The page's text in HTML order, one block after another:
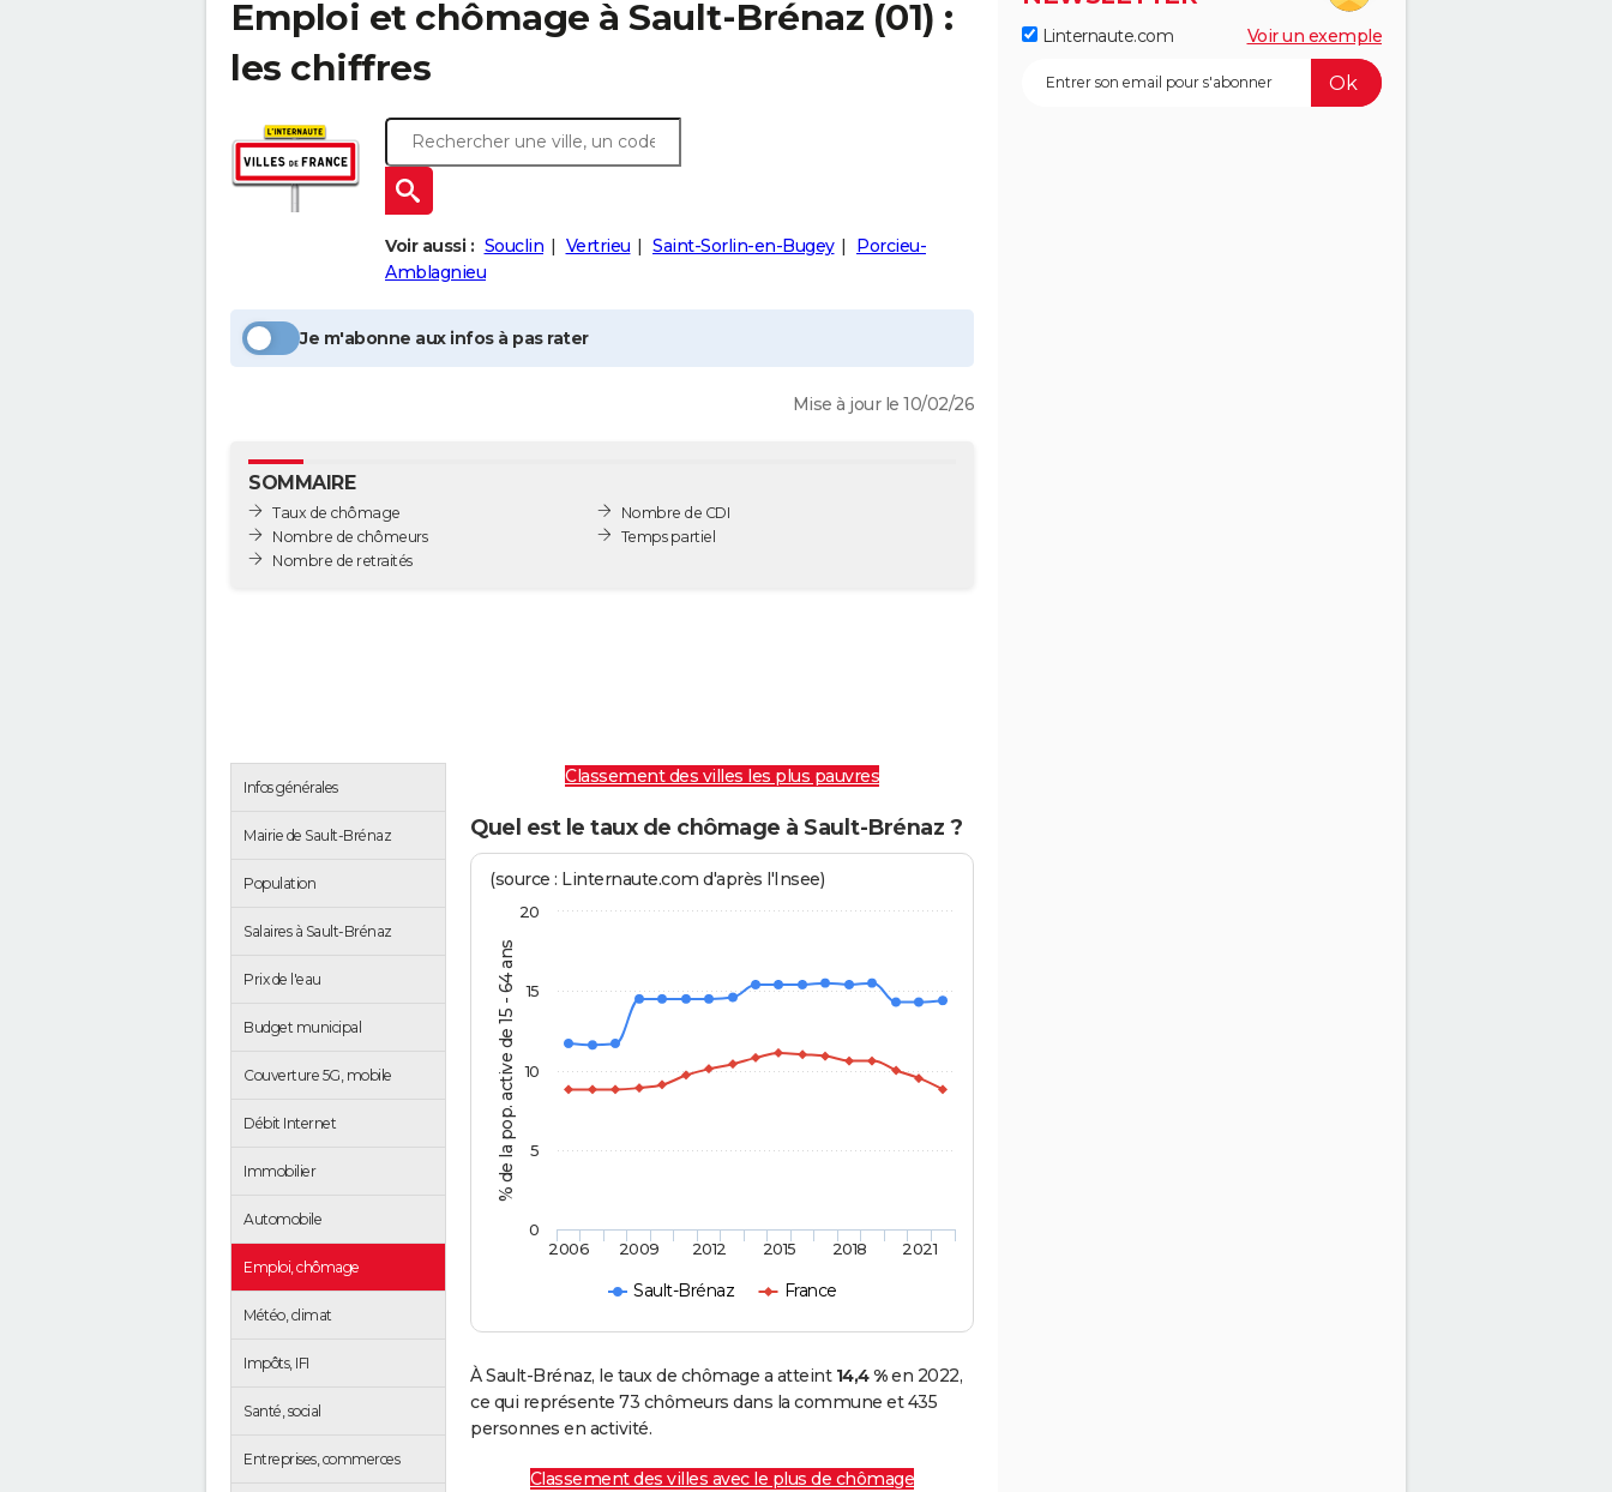
Emploi et chômage à Sault-Brénaz (01) :
les chiffres
Voir aussi : Souclin Vertrieu Saint-Sorlin-en-Bugey
Porcieu-
Amblagnieu
Je m'abonne aux infos à pas rater
Mise à jour le 10/02/26
SOMMAIRE
Taux de chômage
Nombre de chômeurs
Nombre de retraités
Nombre de CDI
Temps partiel
Infos générales
Mairie de Sault-Brénaz
Population
Salaires à Sault-Brénaz
Prix de l'eau
Budget municipal
Couverture 5G, mobile
Débit Internet
Immobilier
Automobile
Emploi, chômage
Météo, climat
Impôts, IFI
Santé, social
Entreprises, commerces
Classement des villes les plus pauvres
Quel est le taux de chômage à Sault-Brénaz ?
% de la pop. active de 15 - 64 ans
(source : Linternaute.com d'après l'Insee)
Sault-Brénaz France
2006 2009 2012 2015 2018 2021
0
5
10
15
20
À Sault-Brénaz, le taux de chômage a atteint 14,4 %en 2022,
ce qui représente 73 chômeurs dans la commune et 435
personnes en activité.
Classement des villes avec le plus de chômage
Linternaute.com Voir un exemple